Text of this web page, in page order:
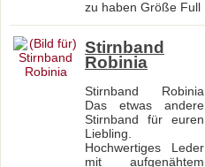
zu haben Größe Full
Stirnband
Robinia
Stirnband Robinia
Das etwas andere
Stirnband für euren
Liebling.
Hochwertiges Leder
mit aufgenähtem